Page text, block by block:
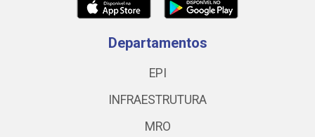
Departamentos
EPI
INFRAESTRUTURA
MRO